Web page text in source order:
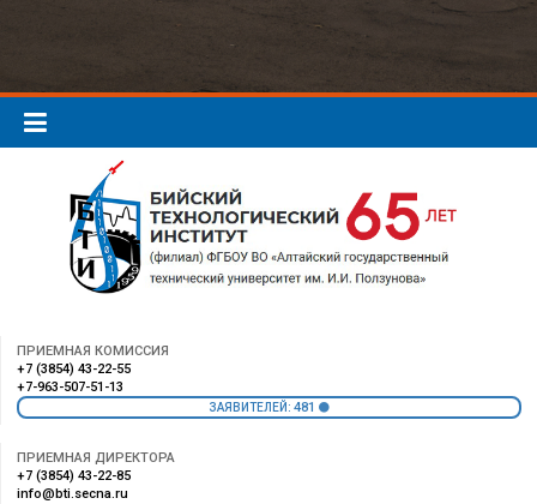
ПРИЕМНАЯ КОМИССИЯ
+7 (3854) 43-22-55
+7-963-507-51-13
ЗАЯВИТЕЛЕЙ: 481
ПРИЕМНАЯ ДИРЕКТОРА
+7 (3854) 43-22-85
info@bti.secna.ru